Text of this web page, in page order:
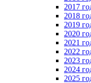
2017
2018
2019
2020
2021
2022
2023
2024
2025